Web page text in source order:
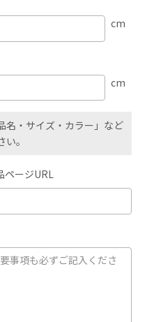
cm
cm
名・サイズ・カラー」など
。
ページURL